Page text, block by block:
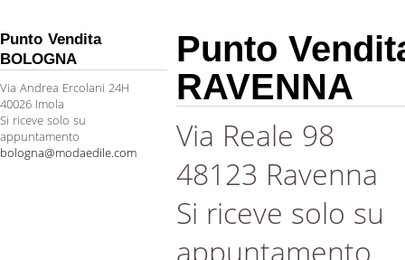
Punto Vendita
BOLOGNA
Via Andrea Ercolani 24H
40026 Imola
Si riceve solo su
appuntamento
bologna@modaedile.com
Punto
RAVENNA
Via Reale 98
48123 Ravenna
Si riceve solo su
appuntamento